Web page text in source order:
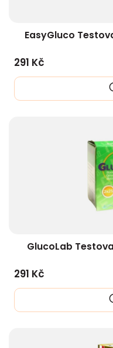
EasyGluco
291 Kč
GlucoLab
291 Kč